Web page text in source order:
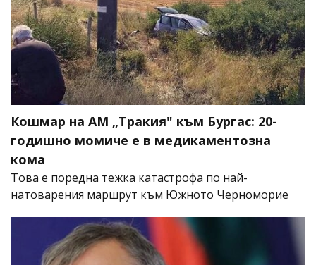
Кошмар на АМ „Тракия" към Бургас: 20-
годишно момиче е в медикаментозна
кома
Това е поредна тежка катастрофа по най-
натоварения маршрут към Южното Черноморие